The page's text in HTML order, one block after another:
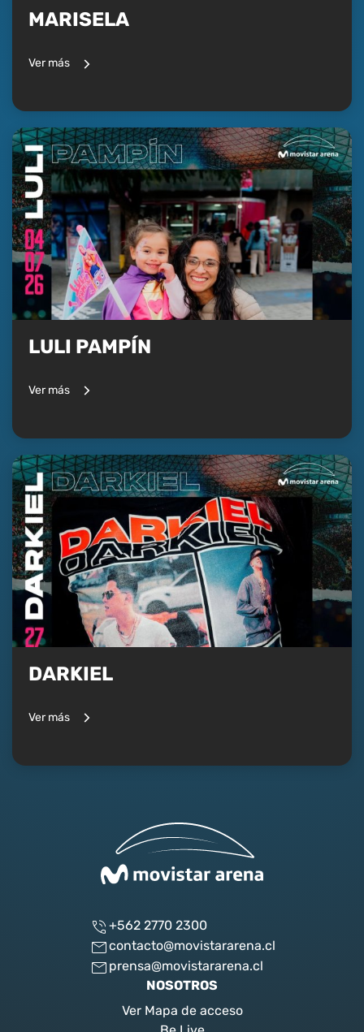
MARISELA
Ver más
LULI PAMPÍN
Ver más
DARKIEL
Ver más
+562 2770 2300
contacto@movistararena.cl
prensa@movistararena.cl
NOSOTROS
Ver Mapa de acceso